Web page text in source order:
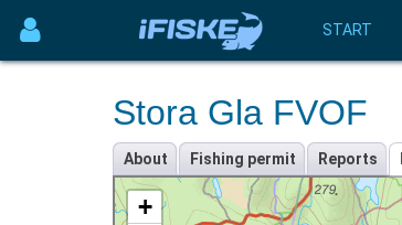
START
Stora Gla FVOF
About Fishing permit Reports
+